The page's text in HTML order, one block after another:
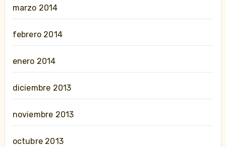
marzo 2014
febrero 2014
enero 2014
diciembre 2013
noviembre 2013
octubre 2013